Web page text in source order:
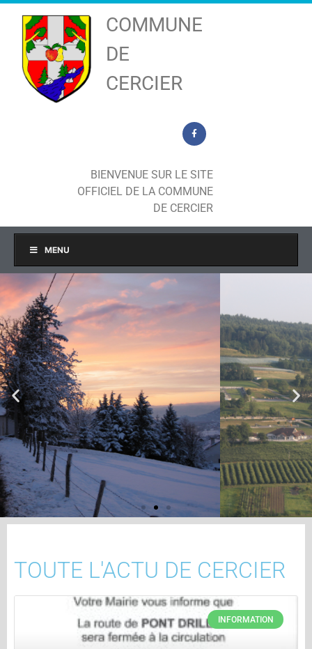
COMMUNE
DE
CERCIER
BIENVENUE SUR LE SITE
OFFICIEL DE LA COMMUNE
DE CERCIER
MENU
TOUTE L'ACTU DE CERCIER
INFORMATION